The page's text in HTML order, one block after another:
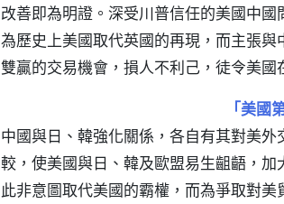
改善即為明證。深受川普信任的美國中
為歷史上美國取代英國的再現，而主張
雙贏的交易機會，損人不利己，徒令美國
「美國
中國與日、韓強化關係，各自有其對美
較，使美國與日、韓及歐盟易生齟齬，
此非意圖取代美國的霸權，而為爭取對